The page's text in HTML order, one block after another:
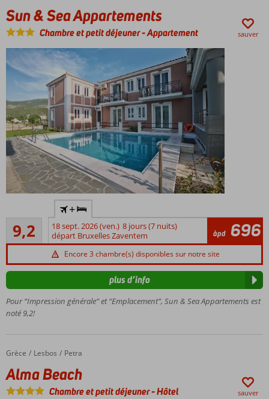
Sun & Sea Appartements
Chambre et petit déjeuner-Appartement sauver
de la
plage
et de
d'appartements
Studios
spacieux
9,2
Excellente
61
commentaires
+
18 sept. 2026 (ven.) 8 jours (7 nuits)
départ Bruxelles Zaventem
àpd 696
Encore 3 chambre(s) disponibles sur notre site
Pour “Impression générale” et “Emplacement”, Sun & Sea Appartements est
noté 9,2!
plus d’info
Accueil
Grèce Lesbos Petra
Alma Beach
Alma Beach
Chambre et petit déjeuner-Hôtel sauver